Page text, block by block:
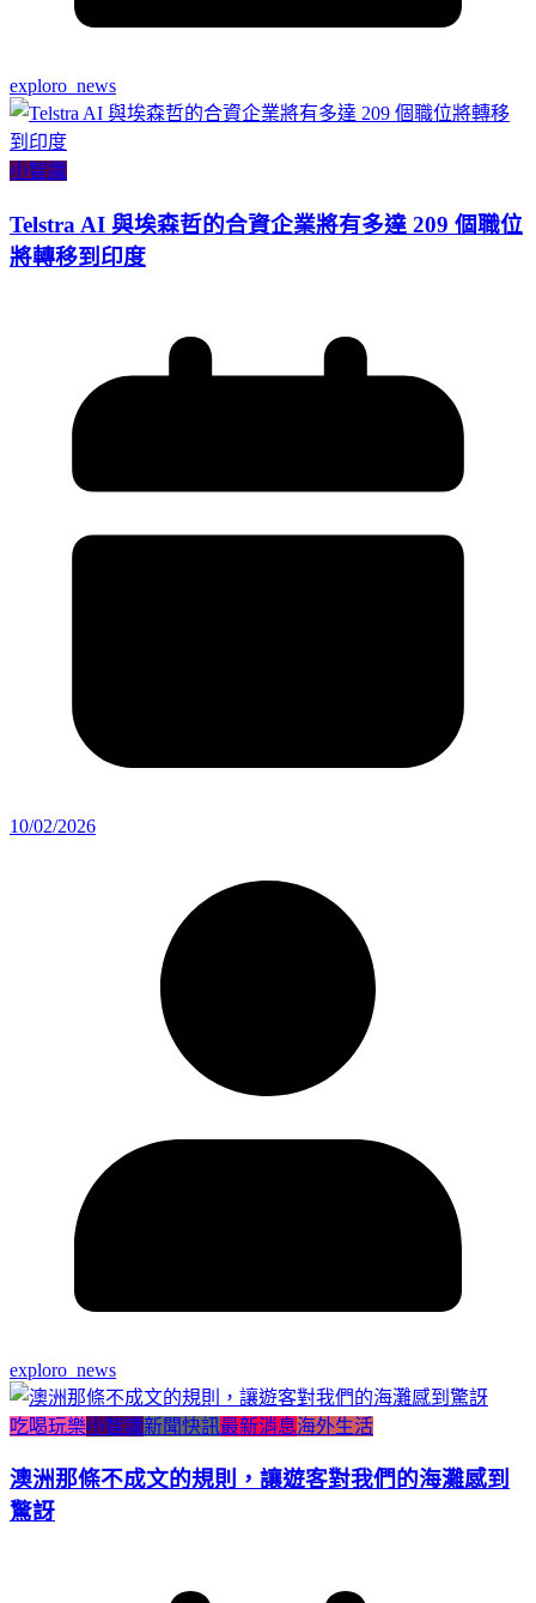
exploro_news
小智識
Telstra AI 與埃森哲的合資企業將有多達 209 個職位
將轉移到印度
10/02/2026
exploro_news
吃喝玩樂小智識新聞快訊最新消息海外生活
澳洲那條不成文的規則，讓遊客對我們的海灘感到
驚訝